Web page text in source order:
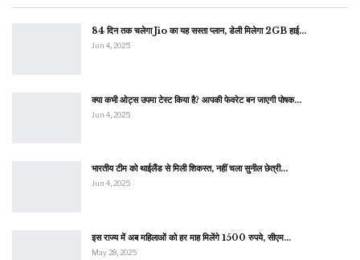
84 दिन तक चलेगा Jio का यह सस्ता प्लान, डेली मिलेगा 2GB हाई…
Jun 4, 2025
क्या कभी ओट्स उपमा टेस्ट किया है? आपकी फेवरेट बन जाएगी पोषक…
Jun 4, 2025
भारतीय टीम को थाईलैंड से मिली शिकस्त, नहीं चला सुनील छेत्री…
Jun 4, 2025
इस राज्य में अब महिलाओं को हर माह मिलेंगे 1500 रुपये, सीएम…
May 28, 2025